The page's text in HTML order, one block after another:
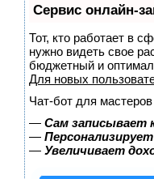
Сервис онлайн-
Тот, кто работает в
нужно видеть свое
бюджетный и
Для новых
Чат-бот для
— Сам записывает
—
— Увеличивает